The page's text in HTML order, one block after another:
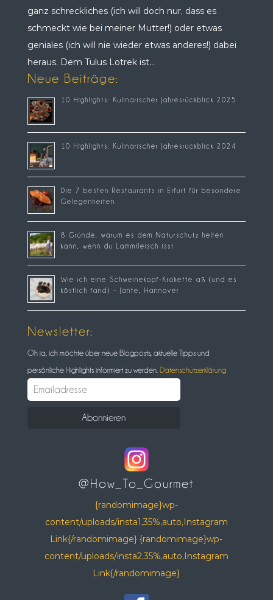
ganz schreckliches (ich will doch nur, dass es
schmeckt wie bei meiner Mutter!) oder etwas
geniales (ich will nie wieder etwas anderes!) dabei
heraus. Dem Tulus Lotrek ist...
Neue Beiträge:
10 Highlights: Kulinarischer Jahresrückblick 2025
10 Highlights: Kulinarischer Jahresrückblick 2024
Die 7 besten Restaurants in Erfurt für besondere
Gelegenheiten
8 Gründe, warum es dem Naturschutz helfen
kann, wenn du Lammfleisch isst
Wie ich eine Schweinekopf-Krokette aß (und es
köstlich fand) – Jante, Hannover
Newsletter:
Oh ja, ich möchte über neue Blogposts, aktuelle Tipps und
persönliche Highlights informiert zu werden. Datenschutzerklärung
@How_To_Gourmet
{randomimage}wp-
content/uploads/insta1,35%,auto,Instagram
Link{/randomimage} {randomimage}wp-
content/uploads/insta2,35%,auto,Instagram
Link{/randomimage}